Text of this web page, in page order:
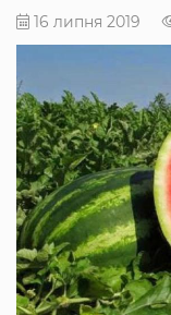
16 липня 2019